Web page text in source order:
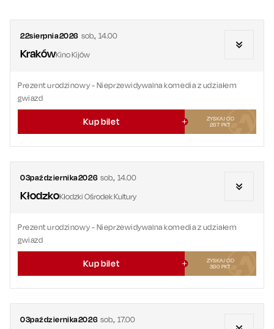
22sierpnia2026 sob., 14.00
KrakówKino Kijów
Prezent urodzinowy- Nieprzewidywalna komedia z udziałem
gwiazd
Kup bilet
ZYSKAJ OD
267 PKT
03października2026 sob.,14.00
KłodzkoKłodzki Ośrodek Kultury
Prezent urodzinowy- Nieprzewidywalna komedia z udziałem
gwiazd
Kup bilet
ZYSKAJ OD
390 PKT
03października2026 sob.,17.00